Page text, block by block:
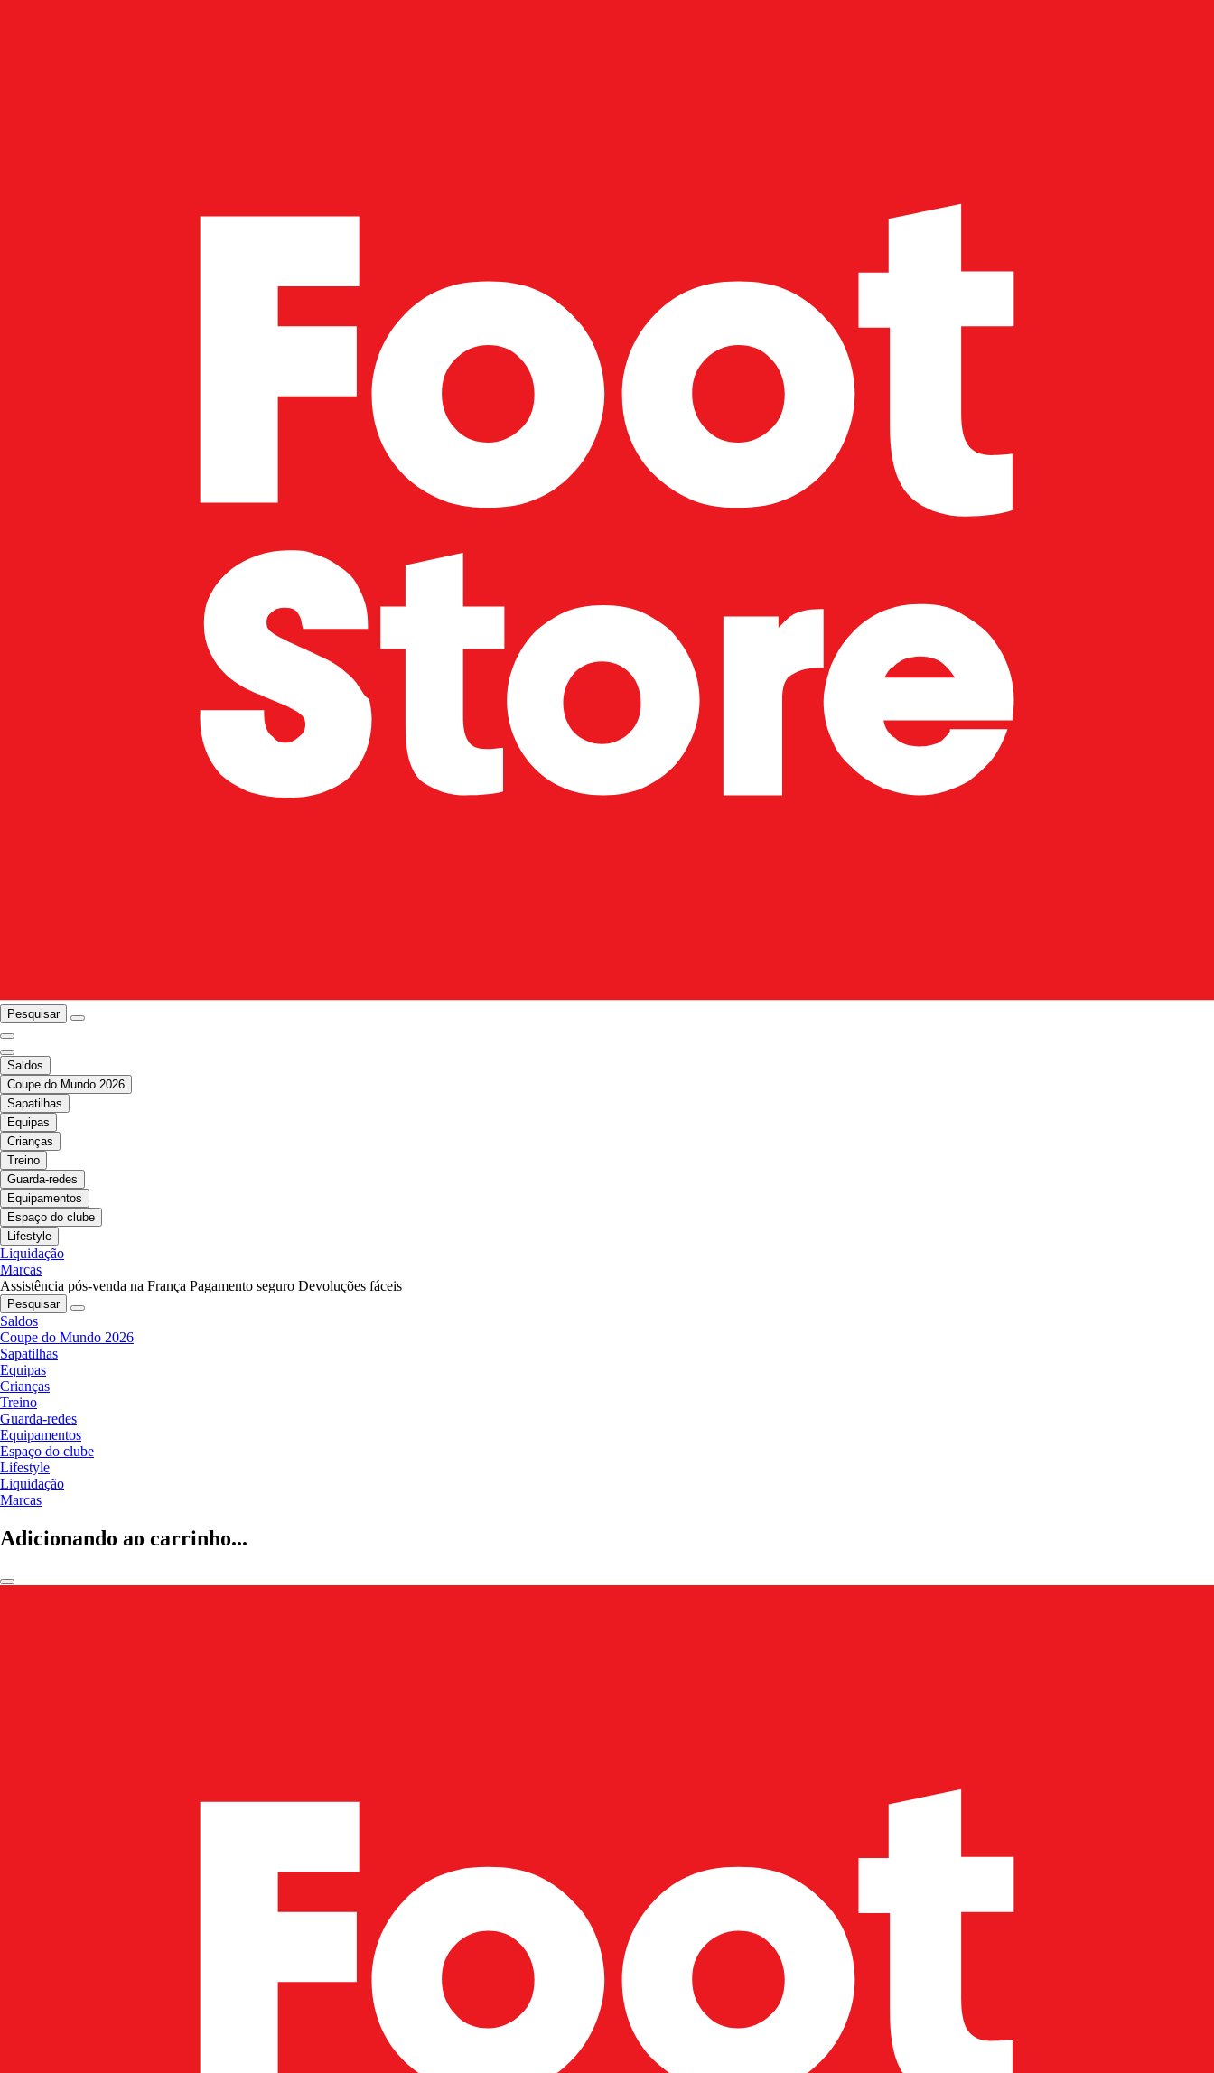
Pesquisar
Saldos
Coupe do Mundo 2026
Sapatilhas
Equipas
Crianças
Treino
Guarda-redes
Equipamentos
Espaço do clube
Lifestyle
Liquidação
Marcas
Assistência pós-venda na França Pagamento seguro Devoluções fáceis
Pesquisar
Saldos
Coupe do Mundo 2026
Sapatilhas
Equipas
Crianças
Treino
Guarda-redes
Equipamentos
Espaço do clube
Lifestyle
Liquidação
Marcas
Adicionando ao carrinho...